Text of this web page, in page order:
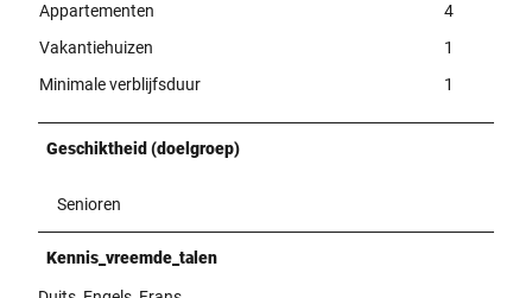
Appartementen
4
Vakantiehuizen
1
Minimale verblijfsduur
1
Geschiktheid (doelgroep)
Senioren
Kennis_vreemde_talen